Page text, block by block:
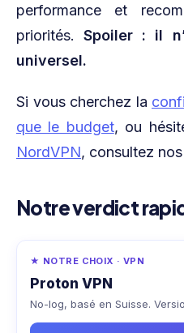
performance et
priorités.Spoiler : il
universel.
Si vous cherchez la
que le budget, ou
NordVPN, consultez
Notre verdict
★ NOTRE CHOIX · VPN
Proton VPN
No-log, basé en Suisse.